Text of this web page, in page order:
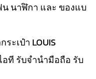
นาฬิกา และ ของแบ
ะเป๋า LOUIS
อที รับจำนำมือถือ รับ